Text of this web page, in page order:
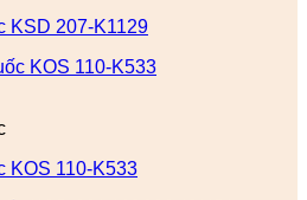
KSD 207-K1129
KOS 110-K533